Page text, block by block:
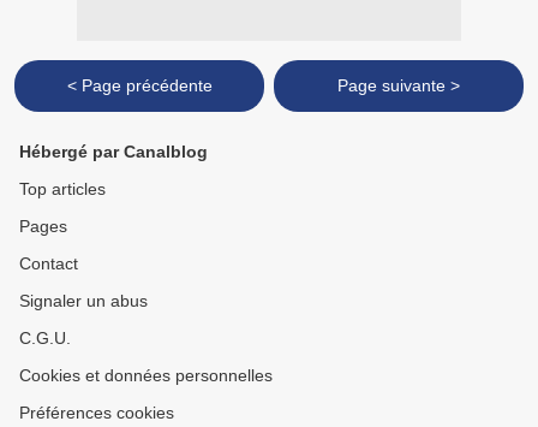
< Page précédente Page suivante >
Hébergé par Canalblog
Top articles
Pages
Contact
Signaler un abus
C.G.U.
Cookies et données personnelles
Préférences cookies